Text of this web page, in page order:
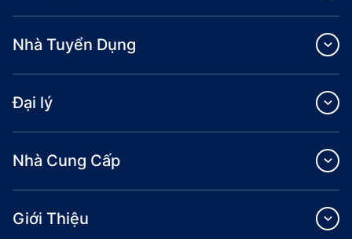
Nhà Tuyển Dụng
Đại lý
Nhà Cung Cấp
Giới Thiệu